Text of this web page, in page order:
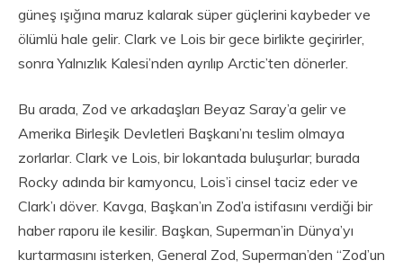
güneş ışığına maruz kalarak süper güçlerini kaybeder ve
ölümlü hale gelir. Clark ve Lois bir gece birlikte geçirirler,
sonra Yalnızlık Kalesi’nden ayrılıp Arctic’ten dönerler.
Bu arada, Zod ve arkadaşları Beyaz Saray’a gelir ve
Amerika Birleşik Devletleri Başkanı’nı teslim olmaya
zorlarlar. Clark ve Lois, bir lokantada buluşurlar; burada
Rocky adında bir kamyoncu, Lois’i cinsel taciz eder ve
Clark’ı döver. Kavga, Başkan’ın Zod’a istifasını verdiği bir
haber raporu ile kesilir. Başkan, Superman’in Dünya’yı
kurtarmasını isterken, General Zod, Superman’den “Zod’un